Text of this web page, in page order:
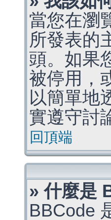
當您在瀏
所發表的
頭。如果
被停用，
以簡單地
實遵守討
回頂端
» 什麼是
BBCode